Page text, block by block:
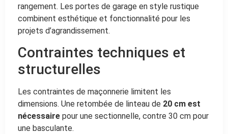
rangement. Les portes de garage en style rustique
combinent esthétique et fonctionnalité pour les
projets d’agrandissement.
Contraintes techniques et
structurelles
Les contraintes de maçonnerie limitent les
dimensions. Une retombée de linteau de 20 cm est
nécessaire pour une sectionnelle, contre 30 cm pour
une basculante.